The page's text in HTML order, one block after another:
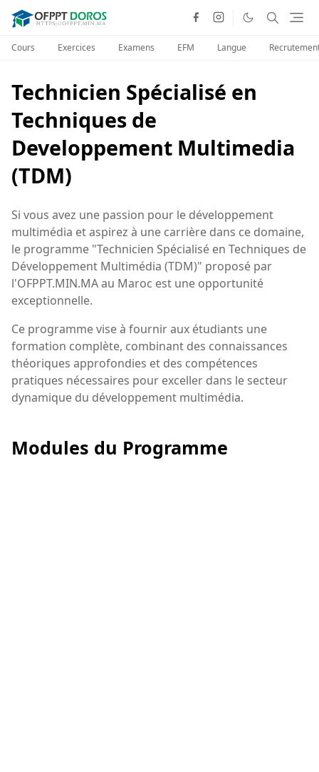
Cours Exercices Examens EFM Langue
Technicien Spécialisé en
Techniques de
Developpement Multimedia
(TDM)
Si vous avez une passion pour le développement
multimédia et aspirez à une carrière dans ce domaine,
le programme "Technicien Spécialisé en Techniques de
Développement Multimédia (TDM)" proposé par
l'OFPPT.MIN.MA au Maroc est une opportunité
exceptionnelle.
Ce programme vise à fournir aux étudiants une
formation complète, combinant des connaissances
théoriques approfondies et des compétences
pratiques nécessaires pour exceller dans le secteur
dynamique du développement multimédia.
Modules du Programme